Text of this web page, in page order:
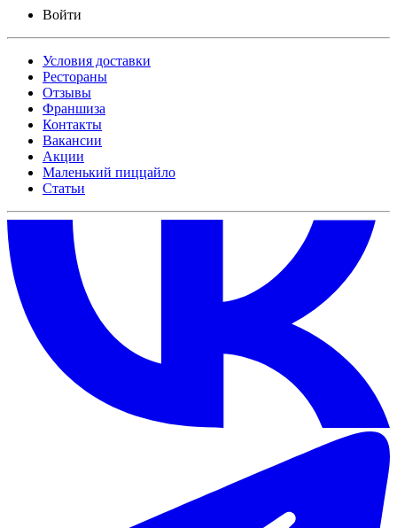
Войти
Условия доставки
Рестораны
Отзывы
Франшиза
Контакты
Вакансии
Акции
Маленький пиццайло
Статьи